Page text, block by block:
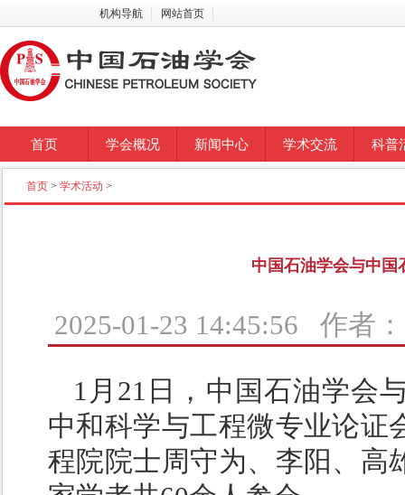
机构导航 网站首页
首页 学会概况 新闻中心 学术交流 科普
首页 > 学术活动 >
中国石油学会与中国
2025-01-23 14:45:56 作者
1月21日，中国石油学会
中和科学与工程微专业论证
程院院士周守为、李阳、高